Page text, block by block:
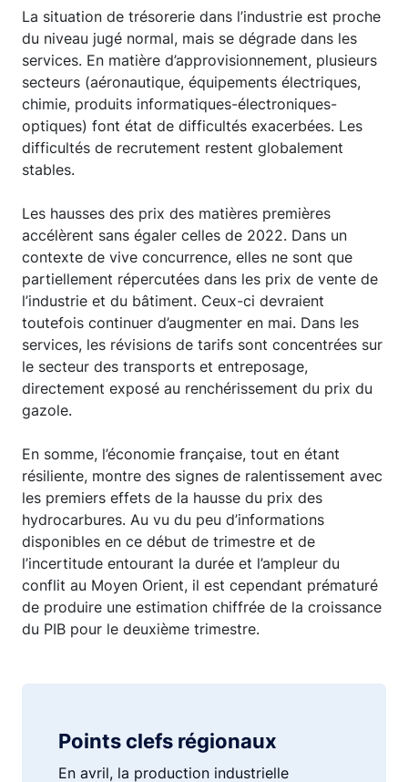
La situation de trésorerie dans l’industrie est proche
du niveau jugé normal, mais se dégrade dans les
services. En matière d’approvisionnement, plusieurs
secteurs (aéronautique, équipements électriques,
chimie, produits informatiques-électroniques-
optiques) font état de difficultés exacerbées. Les
difficultés de recrutement restent globalement
stables.
Les hausses des prix des matières premières
accélèrent sans égaler celles de 2022. Dans un
contexte de vive concurrence, elles ne sont que
partiellement répercutées dans les prix de vente de
l’industrie et du bâtiment. Ceux-ci devraient
toutefois continuer d’augmenter en mai. Dans les
services, les révisions de tarifs sont concentrées sur
le secteur des transports et entreposage,
directement exposé au renchérissement du prix du
gazole.
En somme, l’économie française, tout en étant
résiliente, montre des signes de ralentissement avec
les premiers effets de la hausse du prix des
hydrocarbures. Au vu du peu d’informations
disponibles en ce début de trimestre et de
l’incertitude entourant la durée et l’ampleur du
conflit au Moyen Orient, il est cependant prématuré
de produire une estimation chiffrée de la croissance
du PIB pour le deuxième trimestre.
Points clefs régionaux
En avril, la production industrielle